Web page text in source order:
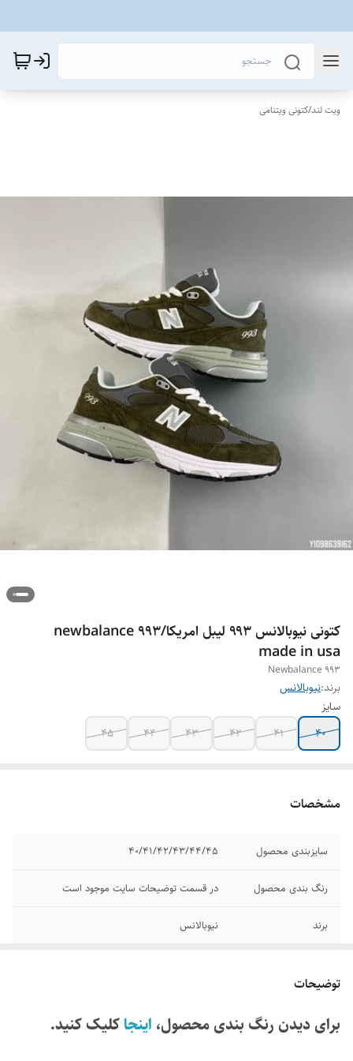
ویت لند/کتونی ویتنامی
کتونی نیوبالانس ۹۹۳ لیبل امریکا/newbalance 993
made in usa
Newbalance 993
برند:نیوبالانس
سایز
۴۰
۴۱ ۴۲ ۴۳ ۴۴ ۴۵
مشخصات
سایزبندی محصول ۴۰/۴۱/۴۲/۴۳/۴۴/۴۵
رنگ بندی محصول در قسمت توضیحات سایت موجود است
برند نیوبالانس
وضعیت کارکرد نو، آکبند
توضیحات
برای دیدن رنگ بندی محصول، اینجاکلیک کنید.